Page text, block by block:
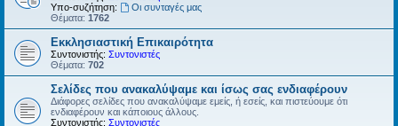
Υπο-συζήτηση:
Οι συνταγές μας
Θέματα: 1762
Εκκλησιαστική Επικαιρότητα
Συντονιστής: Συντονιστές
Θέματα: 702
Σελίδες που ανακαλύψαμε και ίσως σας ενδιαφέρουν
Διάφορες σελίδες που ανακαλύψαμε εμείς, ή εσείς, και πιστεύουμε ότι
ενδιαφέρουν και κάποιους άλλους.
Συντονιστής: Συντονιστές